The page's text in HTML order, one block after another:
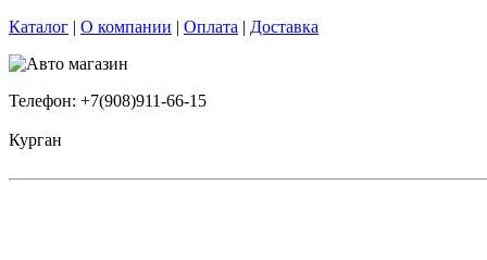
Каталог | О компании | Оплата | Доставка
Телефон: +7(908)911-66-15
Курган